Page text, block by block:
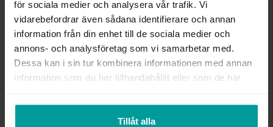
för sociala medier och analysera vår trafik. Vi
vidarebefordrar även sådana identifierare och annan
information från din enhet till de sociala medier och
annons- och analysföretag som vi samarbetar med.
Dessa kan i sin tur kombinera informationen med annan
information som du har tillhandahållit eller som de har
Tillåt alla
VIKT CA (GRAM)
2,10
Liknande produkter